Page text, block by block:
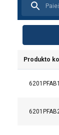
Produkto
Vartotojo